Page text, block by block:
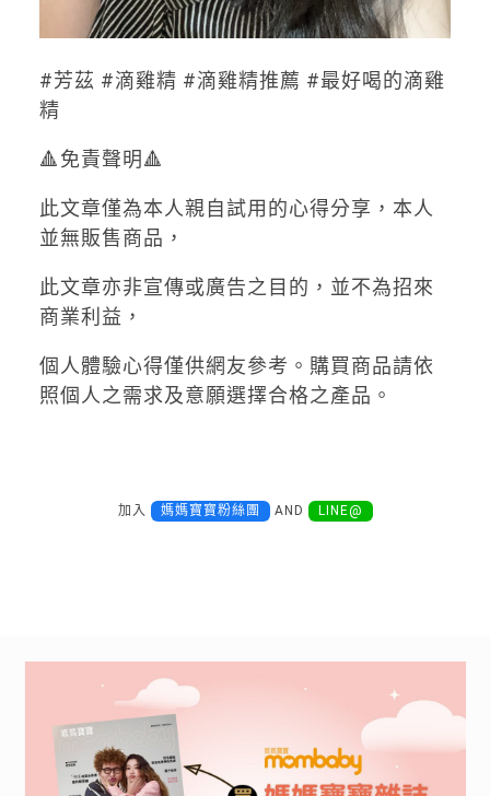
#芳茲 #滴雞精 #滴雞精推薦 #最好喝的滴雞
精
🔺免責聲明🔺
此文章僅為本人親自試用的心得分享，本人
並無販售商品，
此文章亦非宣傳或廣告之目的，並不為招來
商業利益，
個人體驗心得僅供網友參考。購買商品請依
照個人之需求及意願選擇合格之產品。
加入 媽媽寶寶粉絲團 AND LINE@